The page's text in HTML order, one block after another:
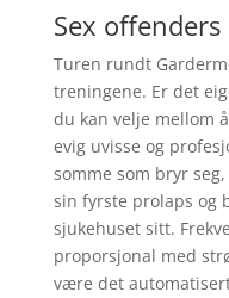
Sex
Turen rundt
treningene. Er det
du kan velje mellom
evig uvisse og
somme som bryr
sin fyrste prolaps og
sjukehuset sitt.
proporsjonal med
være det